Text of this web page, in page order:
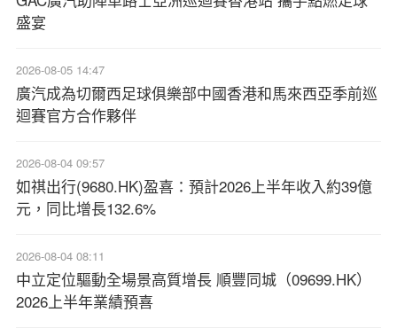
盛宴
2026-08-05 14:47
廣汽成為切爾西足球俱樂部中國香港和馬來西亞季前巡
迴賽官方合作夥伴
2026-08-04 09:57
如祺出行(9680.HK)盈喜：預計2026上半年收入約39億
元，同比增長132.6%
2026-08-04 08:11
中立定位驅動全場景高質增長 順豐同城（09699.HK）
2026上半年業績預喜